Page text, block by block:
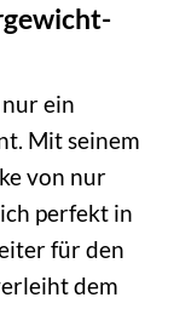
ein
Mit seinem
von nur
perfekt in
für den
dem